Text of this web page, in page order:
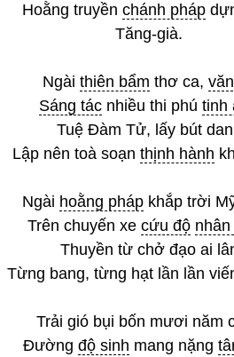
Hoằng truyền chánh pháp
Tăng-già.
Ngài thiên bẩm thơ ca,
Sáng tác nhiều thi phú tinh
Tuệ Đàm Tử, lấy bút
Lập nên toà soạn thịnh hành
Ngài hoằng pháp khắp trời
Trên chuyến xe cứu độ
Thuyền từ chở đạo ai
Từng bang, từng hạt lần lần
Trải gió bụi bốn mươi năm
Đường độ sinh mang nặng